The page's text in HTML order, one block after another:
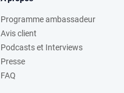
Programme ambassadeur
Avis client
Podcasts et Interviews
Presse
FAQ